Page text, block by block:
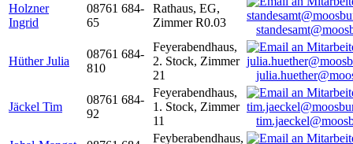
Holzner
Ingrid
08761 684-
65
Rathaus, EG,
Zimmer R0.03
Hüther Julia
08761 684-
810
Feyerabendhaus,
2. Stock, Zimmer
21
Jäckel Tim
08761 684-
92
Feyerabendhaus,
1. Stock, Zimmer
11
Feyberabendhaus,